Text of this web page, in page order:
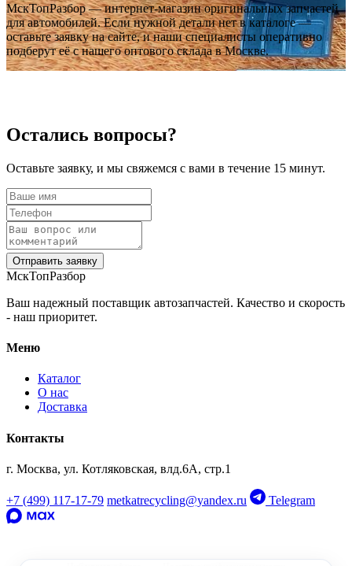
OEM: 8W5920790J
МскТопРазбор — интернет-магазин оригинальных запчастей
для автомобилей. Если нужной детали нет в каталоге —
оставьте заявку на сайте, и наши специалисты оперативно
подберут её с нашего оптового склада в Москве.
Остались вопросы?
Оставьте заявку, и мы свяжемся с вами в течение 15 минут.
Отправить заявку
МскТопРазбор
Ваш надежный поставщик автозапчастей. Качество и скорость
- наш приоритет.
Меню
Каталог
О нас
Доставка
Контакты
г. Москва, ул. Котляковская, влд.6А, стр.1
+7 (499) 117-17-79 metkatrecycling@yandex.ru Telegram